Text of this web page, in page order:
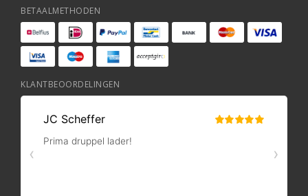
BETAALMETHODEN
KLANTBEOORDELINGEN